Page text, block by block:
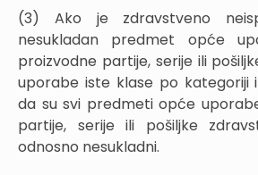
(3) Ako je zdravstveno
nesukladan predmet opće
proizvodne partije, serije ili
uporabe iste klase po kategoriji
da su svi predmeti opće
partije, serije ili pošiljke
odnosno nesukladni.